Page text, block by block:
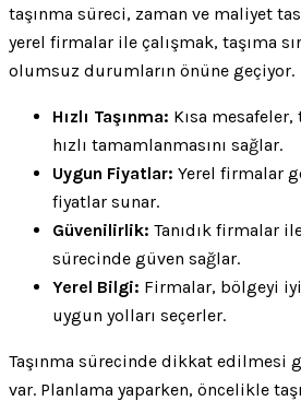
taşınma süreci, zaman ve maliyet
yerel firmalar ile çalışmak, taşıma
olumsuz durumların önüne geçiyor.
Hızlı Taşınma: Kısa
hızlı tamamlanmasını sağlar.
Uygun Fiyatlar: Yerel firmalar
fiyatlar sunar.
Güvenilirlik: Tanıdık firmalar
sürecinde güven sağlar.
Yerel Bilgi: Firmalar, bölgeyi
uygun yolları seçerler.
Taşınma sürecinde dikkat edilmesi
var. Planlama yaparken, öncelikle